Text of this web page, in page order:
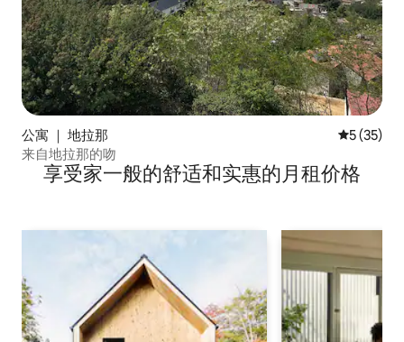
公寓 ｜ 地拉那 平均评分
5 (35)
来自地拉那的吻
享受家一般的舒适和实惠的月租价格